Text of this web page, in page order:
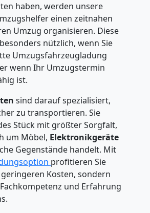
haben, werden unsere
einen zeitnahen
Umzug organisieren. Diese
nützlich, wenn Sie
Umzugsfahrzeugladung
wenn Ihr Umzugstermin
ist.
sind darauf spezialisiert,
zu transportieren. Sie
Stück mit größter Sorgfalt,
um Möbel, Elektronikgeräte
Gegenstände handelt. Mit
profitieren Sie
Kosten, sondern
und Erfahrung